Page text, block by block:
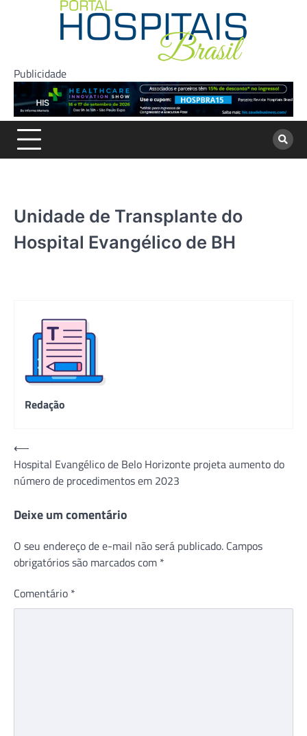
Publicidade
Unidade de Transplante do
Hospital Evangélico de BH
Redação
Navegação
de
Post
⟵
Hospital Evangélico de Belo Horizonte projeta aumento do
número de procedimentos em 2023
Deixe um comentário
O seu endereço de e-mail não será publicado. Campos
obrigatórios são marcados com *
Comentário *